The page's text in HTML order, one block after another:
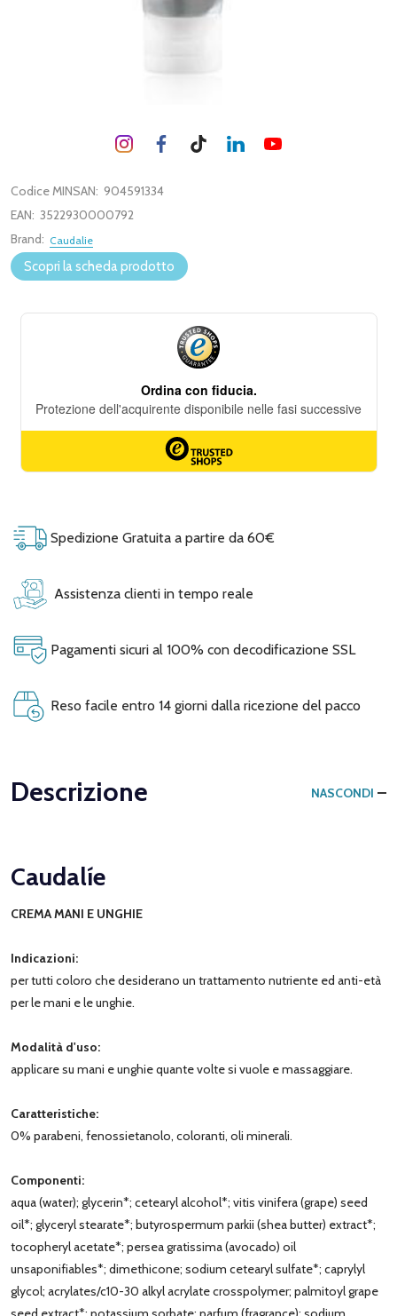
Codice MINSAN: 904591334
EAN: 3522930000792
Brand: Caudalie
Scopri la scheda prodotto
Spedizione Gratuita a partire da 60€
Assistenza clienti in tempo reale
Pagamenti sicuri al 100% con decodificazione SSL
Reso facile entro 14 giorni dalla ricezione del pacco
Descrizione NASCONDI
Caudalíe
CREMA MANI E UNGHIE
Indicazioni:
per tutti coloro che desiderano un trattamento nutriente ed anti-età
per le mani e le unghie.
Modalità d'uso:
applicare su mani e unghie quante volte si vuole e massaggiare.
Caratteristiche:
0% parabeni, fenossietanolo, coloranti, oli minerali.
Componenti:
aqua (water); glycerin*; cetearyl alcohol*; vitis vinifera (grape) seed
oil*; glyceryl stearate*; butyrospermum parkii (shea butter) extract*;
tocopheryl acetate*; persea gratissima (avocado) oil
unsaponifiables*; dimethicone; sodium cetearyl sulfate*; caprylyl
glycol; acrylates/c10-30 alkyl acrylate crosspolymer; palmitoyl grape